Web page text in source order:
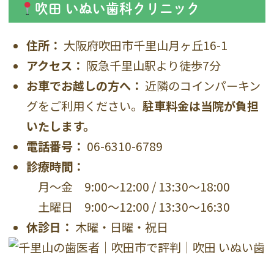
吹田 いぬい歯科クリニック
住所： 大阪府吹田市千里山月ヶ丘16-1
アクセス： 阪急千里山駅より徒歩7分
お車でお越しの方へ： 近隣のコインパーキン
グをご利用ください。駐車料金は当院が負担
いたします。
電話番号： 06-6310-6789
診療時間：
月〜金 9:00〜12:00 / 13:30〜18:00
土曜日 9:00〜12:00 / 13:30〜16:30
休診日： 木曜・日曜・祝日